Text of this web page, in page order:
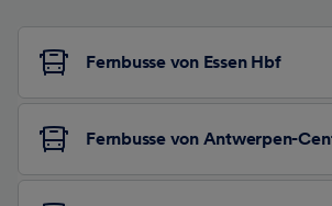
Fernbusse von Essen Hbf
Fernbusse von Antwerpen-